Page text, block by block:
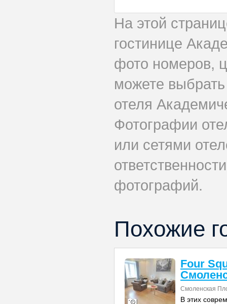
На этой
гостинице
фото номеров,
можете
отеля
Фотографии
или сетями
фотографий.
Похожие
Four
Смоленская
В этих